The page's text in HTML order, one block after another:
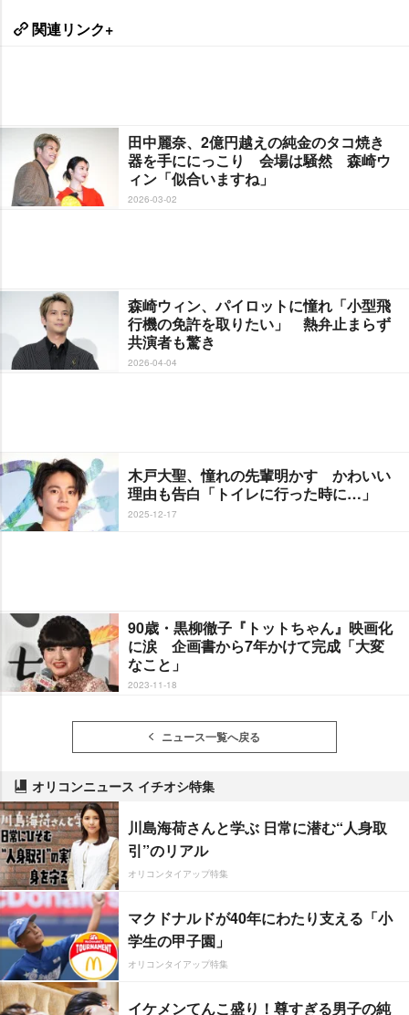
関連リンク+
田中麗奈、2億円越えの純金のタコ焼き
器を手ににっこり 会場は騒然 森崎ウ
ィン「似合いますね」
2026-03-02
森崎ウィン、パイロットに憧れ「小型飛
行機の免許を取りたい」 熱弁止まらず
共演者も驚き
2026-04-04
木戸大聖、憧れの先輩明かす かわいい
理由も告白「トイレに行った時に…」
2025-12-17
90歳・黒柳徹子『トットちゃん』映画化
に涙 企画書から7年かけて完成「大変
なこと」
2023-11-18
ニュース一覧へ戻る
オリコンニュース イチオシ特集
川島海荷さんと学ぶ 日常に潜む“人身取
引”のリアル
オリコンタイアップ特集
マクドナルドが40年にわたり支える「小
学生の甲子園」
オリコンタイアップ特集
イケメンてんこ盛り！尊すぎる男子の純